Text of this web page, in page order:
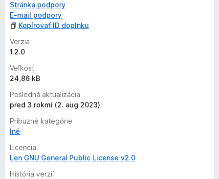
Stránka podpory
E‑mail podpory
Kopírovať ID doplnku
Verzia
1.2.0
Veľkosť
24,86 kB
Posledná aktualizácia
pred 3 rokmi (2. aug 2023)
Príbuzné kategórie
Iné
Licencia
Len GNU General Public License v2.0
História verzií